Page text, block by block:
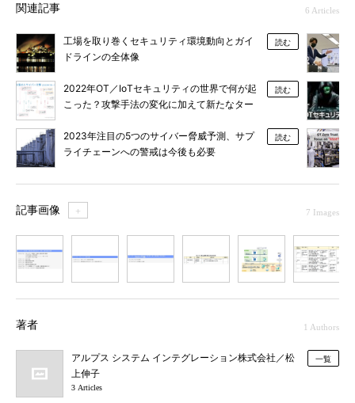
関連記事 6 Articles
工場を取り巻くセキュリティ環境動向とガイ
ドラインの全体像
読む
2022年OT／IoTセキュリティの世界で何が起
こった？攻撃手法の変化に加えて新たなター
読む
2023年注目の5つのサイバー脅威予測、サプ
ライチェーンへの警戒は今後も必要
読む
記事画像 ＋ 7 Images
著者 1 Authors
アルプス システム インテグレーション株式会社／松
上伸子
3 Articles
一覧